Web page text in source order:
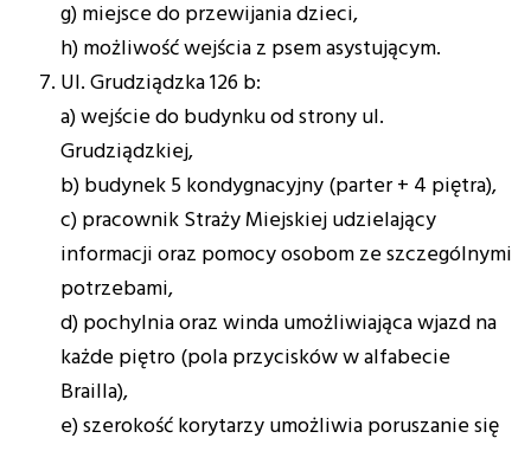
g) miejsce do przewijania dzieci,
h) możliwość wejścia z psem asystującym.
Ul. Grudziądzka 126 b:
a) wejście do budynku od strony ul.
Grudziądzkiej,
b) budynek 5 kondygnacyjny (parter + 4 piętra),
c) pracownik Straży Miejskiej udzielający
informacji oraz pomocy osobom ze szczególnymi
potrzebami,
d) pochylnia oraz winda umożliwiająca wjazd na
każde piętro (pola przycisków w alfabecie
Brailla),
e) szerokość korytarzy umożliwia poruszanie się